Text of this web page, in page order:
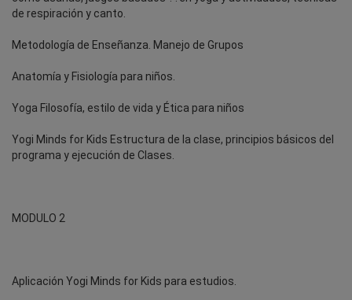
de respiración y canto.
Metodología de Enseñanza. Manejo de Grupos
Anatomía y Fisiología para niños.
Yoga Filosofía, estilo de vida y Ética para niños
Yogi Minds for Kids Estructura de la clase, principios básicos del
programa y ejecución de Clases.
MODULO 2
Aplicación Yogi Minds for Kids para estudios.